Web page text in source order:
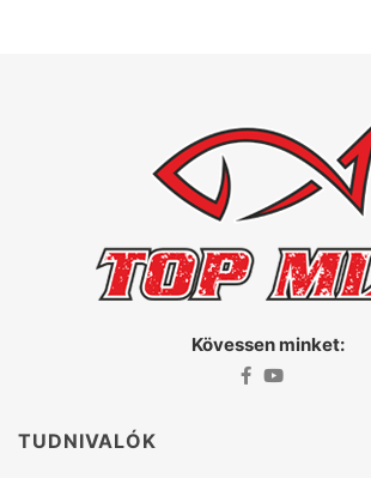
Kövessen minket:
TUDNIVALÓK